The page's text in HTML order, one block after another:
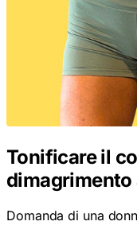
Tonificare il
dimagrimento
Domanda di una